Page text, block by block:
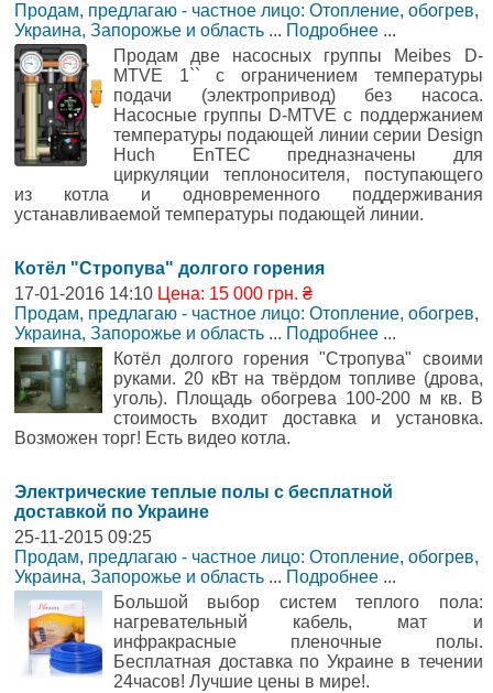
Продам, предлагаю - частное лицо: Отопление, обогрев,
Украина, Запорожье и область ... Подробнее ...
Продам две насосных группы Meibes D-
MTVE 1`` с ограничением температуры
подачи (электропривод) без насоса.
Насосные группы D-MTVE с поддержанием
температуры подающей линии серии Design
Huch EnTEC предназначены для
циркуляции теплоносителя, поступающего
из котла и одновременного поддерживания
устанавливаемой температуры подающей линии.
Котёл "Стропува" долгого горения
17-01-2016 14:10 Цена: 15 000 грн. ₴
Продам, предлагаю - частное лицо: Отопление, обогрев,
Украина, Запорожье и область ... Подробнее ...
Котёл долгого горения "Стропува" своими
руками. 20 кВт на твёрдом топливе (дрова,
уголь). Площадь обогрева 100-200 м кв. В
стоимость входит доставка и установка.
Возможен торг! Есть видео котла.
Электрические теплые полы с бесплатной
доставкой по Украине
25-11-2015 09:25
Продам, предлагаю - частное лицо: Отопление, обогрев,
Украина, Запорожье и область ... Подробнее ...
Большой выбор систем теплого пола:
нагревательный кабель, мат и
инфракрасные пленочные полы.
Бесплатная доставка по Украине в течении
24часов! Лучшие цены в мире!.